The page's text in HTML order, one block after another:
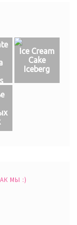
Ice Cream
Cake
Iceberg
МЫ :)